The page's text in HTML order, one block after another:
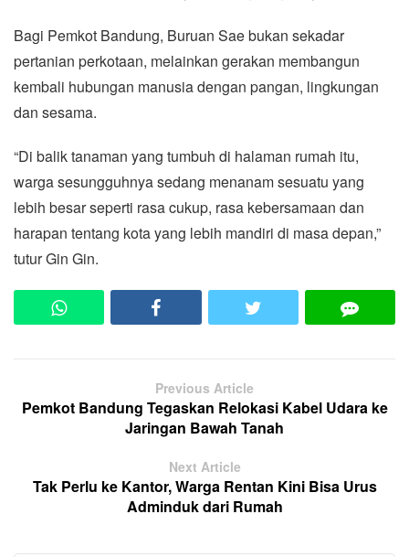
Bagi Pemkot Bandung, Buruan Sae bukan sekadar
pertanian perkotaan, melainkan gerakan membangun
kembali hubungan manusia dengan pangan, lingkungan
dan sesama.
“Di balik tanaman yang tumbuh di halaman rumah itu,
warga sesungguhnya sedang menanam sesuatu yang
lebih besar seperti rasa cukup, rasa kebersamaan dan
harapan tentang kota yang lebih mandiri di masa depan,”
tutur Gin Gin.
Previous Article
Pemkot Bandung Tegaskan Relokasi Kabel Udara ke
Jaringan Bawah Tanah
Next Article
Tak Perlu ke Kantor, Warga Rentan Kini Bisa Urus
Adminduk dari Rumah